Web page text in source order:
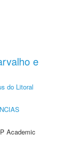
e
do Litoral
Academic